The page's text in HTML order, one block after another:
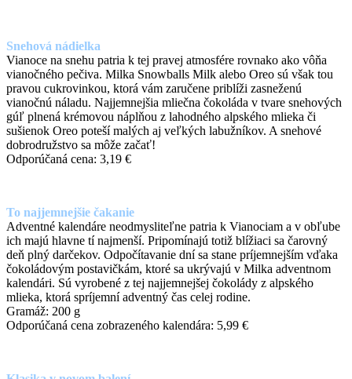
Snehová nádielka
Vianoce na snehu patria k tej pravej atmosfére rovnako ako vôňa
vianočného pečiva. Milka Snowballs Milk alebo Oreo sú však tou
pravou cukrovinkou, ktorá vám zaručene priblíži zasneženú
vianočnú náladu. Najjemnejšia mliečna čokoláda v tvare snehových
gúľ plnená krémovou náplňou z lahodného alpského mlieka či
sušienok Oreo poteší malých aj veľkých labužníkov. A snehové
dobrodružstvo sa môže začať!
Odporúčaná cena: 3,19 €
To najjemnejšie čakanie
Adventné kalendáre neodmysliteľne patria k Vianociam a v obľube
ich majú hlavne tí najmenší. Pripomínajú totiž blížiaci sa čarovný
deň plný darčekov. Odpočítavanie dní sa stane príjemnejším vďaka
čokoládovým postavičkám, ktoré sa ukrývajú v Milka adventnom
kalendári. Sú vyrobené z tej najjemnejšej čokolády z alpského
mlieka, ktorá spríjemní adventný čas celej rodine.
Gramáž: 200 g
Odporúčaná cena zobrazeného kalendára: 5,99 €